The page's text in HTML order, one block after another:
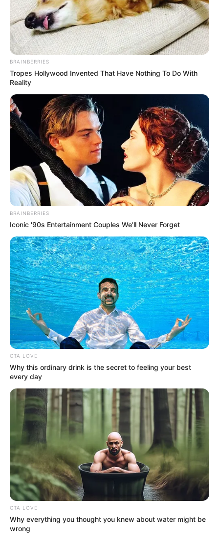
Lo más interesante de este método es que no solo
espanta a las hormigas temporalmente, sino que elimina
la colonia completa. No estamos hablando de esas
soluciones que parecen mágicas pero duran un par de
días, sino de un remedio real, con ingredientes tan
simples que probablemente ya los tienes en casa.
BRAINBERRIES
Tropes Hollywood Invented That Have Nothing To Do With
Reality
BRAINBERRIES
Iconic '90s Entertainment Couples We'll Never Forget
CTA LOVE
Why this ordinary drink is the secret to feeling your best
every day
CTA LOVE
Why everything you thought you knew about water might be
wrong